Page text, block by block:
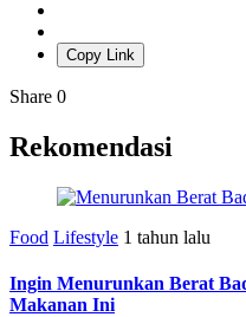
Copy Link
Share 0
Rekomendasi
Food Lifestyle 1 tahun lalu
Ingin Menurunkan Berat
Makanan Ini